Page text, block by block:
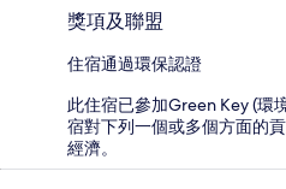
獎項及聯盟
住宿通過環保認證
此住宿已參加Green Key (環
宿對下列一個或多個方面的
經濟。